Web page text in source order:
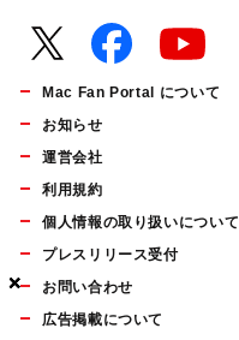
×
×
×
Mac Fan Portal について
お知らせ
運営会社
利用規約
個人情報の取り扱いについて
プレスリリース受付
お問い合わせ
広告掲載について